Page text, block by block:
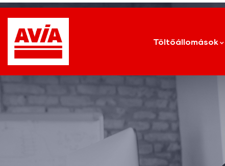
Töltőállomások